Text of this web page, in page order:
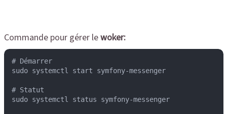
Commande pour gérer lewoker:
# Démarrer
sudo systemctl start symfony-messenger
# Statut
sudo systemctl status symfony-messenger